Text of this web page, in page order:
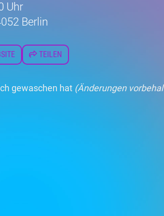
Uhr
Berlin
TEILEN
gewaschen hat (Änderungen